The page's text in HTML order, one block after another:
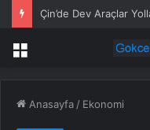
Menü
Anasayfa / Ekonomi